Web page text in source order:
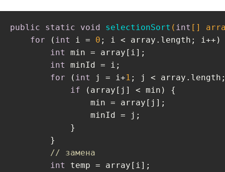
public static void selectionSort ( int []
for ( int i = 0 ; i < array.length; i++)
int
min = array[i];
int
minId = i;
for ( int j = i+1 ; j <
if (array[j] < min) {
                min = array[j];
                minId = j;
            }
        }
// замена
int
temp = array[i];